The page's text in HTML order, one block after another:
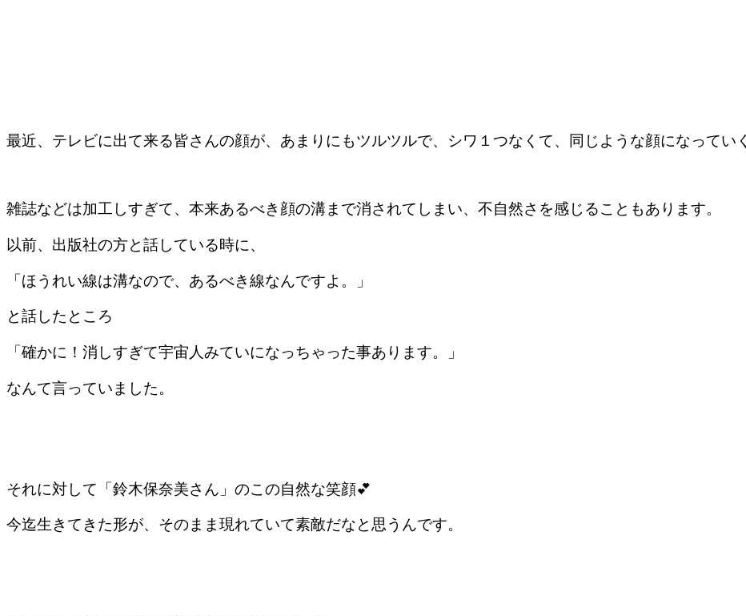
最近、テレビに出て来る皆さんの顔が、あまりにもツルツルで、シワ１つなくて、同じような顔になってい
雑誌などは加工しすぎて、本来あるべき顔の溝まで消されてしまい、不自然さを感じることもあります。
以前、出版社の方と話している時に、
「ほうれい線は溝なので、あるべき線なんですよ。」
と話したところ
「確かに！消しすぎて宇宙人みていになっちゃった事あります。」
なんて言っていました。
それに対して「鈴木保奈美さん」のこの自然な笑顔💕
今迄生きてきた形が、そのまま現れていて素敵だなと思うんです。